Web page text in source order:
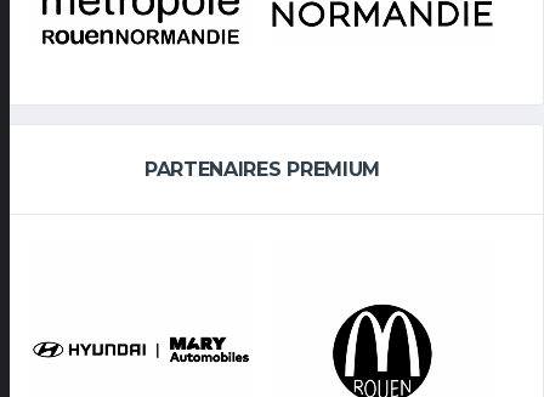
PARTENAIRES PREMIUM